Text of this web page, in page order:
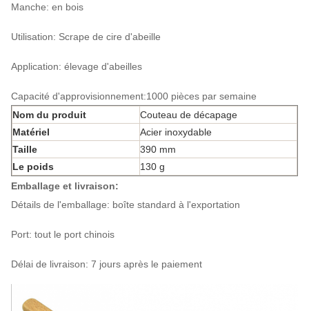
Manche: en bois
Utilisation: Scrape de cire d'abeille
Application: élevage d'abeilles
Capacité d'approvisionnement:1000 pièces par semaine
Nom du produit
Couteau de décapage
Matériel
Acier inoxydable
Taille
390 mm
Le poids
130 g
Emballage et livraison:
Détails de l'emballage: boîte standard à l'exportation
Port: tout le port chinois
Délai de livraison: 7 jours après le paiement